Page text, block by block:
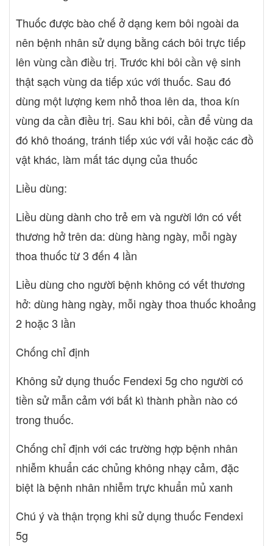
có thể diễn biến rất nhanh. Tốt nhất, tình trạng của bệnh nhân
cần được thông báo với bác sĩ điều trị để có hướng xử trí kịp thời
liều đã quên, không dùng chồng liều với liều tiếp theo. Không nên
bỏ liều quá 2 lần liên tiếp.
Thuốc được bào chế ở dạng kem bôi ngoài da
nên bệnh nhân sử dụng bằng cách bôi trực tiếp
lên vùng cần điều trị. Trước khi bôi cần vệ sinh
thật sạch vùng da tiếp xúc với thuốc. Sau đó
dùng một lượng kem nhỏ thoa lên da, thoa kín
vùng da cần điều trị. Sau khi bôi, cần để vùng da
đó khô thoáng, tránh tiếp xúc với vải hoặc các đồ
vật khác, làm mất tác dụng của thuốc
Liều dùng:
Liều dùng dành cho trẻ em và người lớn có vết
thương hở trên da: dùng hàng ngày, mỗi ngày
thoa thuốc từ 3 đến 4 lần
Liều dùng cho người bệnh không có vết thương
hở: dùng hàng ngày, mỗi ngày thoa thuốc khoảng
2 hoặc 3 lần
Chống chỉ định
Không sử dụng thuốc Fendexi 5g cho người có
tiền sử mẫn cảm với bất kì thành phần nào có
trong thuốc.
Chống chỉ định với các trường hợp bệnh nhân
nhiễm khuẩn các chủng không nhạy cảm, đặc
biệt là bệnh nhân nhiễm trực khuẩn mủ xanh
Chú ý và thận trọng khi sử dụng thuốc Fendexi
5g